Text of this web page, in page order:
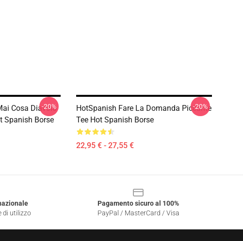
Cosa Diavolo
Spanish Borse
-20%
HotSpanish Fare La Domanda Piccante
Tee Hot Spanish Borse
22,95 € - 27,55 €
-20%
di utilizzo
Pagamento sicuro al 100%
PayPal / MasterCard / Visa